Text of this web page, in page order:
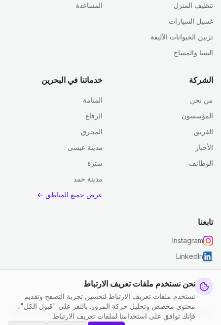
نحن نستخدم ملفات تعريف الارتباط
نستخدم ملفات تعريف الارتباط لتحسين تجربة التصفح وتقديم
محتوى مخصص وتحليل حركة المرور. بالنقر على "قبول الكل"،
فإنك توافق على استخدامنا لملفات تعريف الارتباط.
تنظيف المنزل
غسيل السيارات
تزيين الحيوانات الأليفة
السبا والمساج
المساعدة
الشركة
من نحن
المؤسسون
الفريق
الأخبار
الوظائف
خدماتنا في البحرين
المنامة
الرفاع
المحرق
مدينة عيسى
سترة
مدينة حمد
عرض جميع المناطق ←
تابعنا
Instagram
LinkedIn
© 2026 جست كلين. جميع الحقوق محفوظة.
سياسة الخصوصية
الشروط والأحكام | إعدادات ملفات تعريف الارتباط